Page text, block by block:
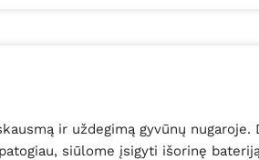
ir uždegimą gyvūnų
siūlome įsigyti išorinę